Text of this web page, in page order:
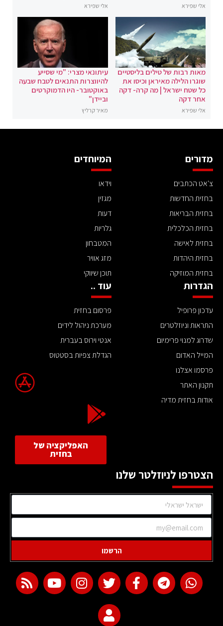
אלי שפירא אלי שפירא
מאות רבות של טילים בליסטיים
שוגרו הלילה מאיראן וכיסו את
כל שטח ישראל | מה קרה- דקה
אחר דקה
אלי שפירא
עיתונאי מצרי: "מי שסייע
להיווצרות התנאים לטבח שבעה
באוקטובר- היו הדמוקרטים
וביידן"
מאיר קרליץ
מדורים
צ'אט הכתבים
בחזית החדשות
בחזית הבריאות
בחזית הכלכלית
בחזית לאישה
בחזית היהדות
בחזית המוזיקה
המיוחדים
וידאו
מגזין
דעות
גלריות
המטבחון
מזג אוויר
תוכן שיווקי
הגדרות
עדכון פרופיל
התראות וניוזלטרים
שדרוג למנוי פרימיום
המייל האדום
פרסמו אצלנו
תקנון האתר
אודות בחזית מדיה
עוד ..
פרסום בחזית
מערכת ניהול לידים
אנטי וירוס בעברית
הגדלת צפיות בסטטוס
האפליקציה של
בחזית
הצטרפו לניוזלטר שלנו
הרשמו